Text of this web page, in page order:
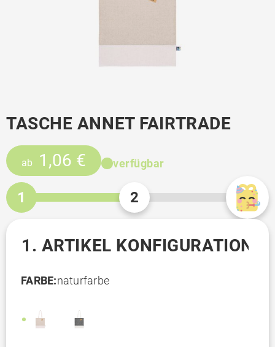
TASCHE ANNET FAIRTRADE
ab 1,06 € verfügbar
1 2
1. ARTIKEL KONFIGURATION
FARBE:naturfarbe